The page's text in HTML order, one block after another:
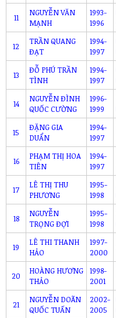
11
NGUYỄN VĂN
MẠNH
1993-
1996
12
TRẦN QUANG
ĐẠT
1994-
1997
13
ĐỖ PHÚ TRẦN
TÌNH
1994-
1997
14
NGUYỄN ĐÌNH
QUỐC CƯỜNG
1996-
1999
15
ĐẶNG GIA
DUẨN
1994-
1997
16
PHẠM THỊ HOA
TIÊN
1994-
1997
17
LÊ THỊ THU
PHƯƠNG
1995-
1998
18
NGUYỄN
TRỌNG ĐỢI
1995-
1998
19
LÊ THI THANH
HẢO
1997-
2000
20
HOÀNG HƯƠNG
THẢO
1998-
2001
21
NGUYỄN DOÃN
QUỐC TUẤN
2002-
2005